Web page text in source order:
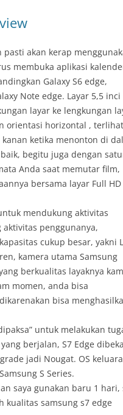
akan kerap
membuka aplikasi
Galaxy S6 edge,
Note edge. Layar 5,5 inci
layar ke lengkungan
orientasi horizontal , terlihat
ketika menonton di
begitu juga dengan
Anda saat memutar film,
bersama layar Full HD
mendukung aktivitas
aktivitas penggunanya,
cukup besar, yakni
kamera utama Samsung
berkualitas layaknya
momen, anda bisa
bisa
untuk melakukan
berjalan, S7 Edge
jadi Nougat. OS
S Series.
saya gunakan baru 1 hari,
kualitas samsung s7 edge